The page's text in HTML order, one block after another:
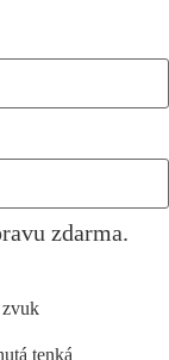
zdarma.
tenká